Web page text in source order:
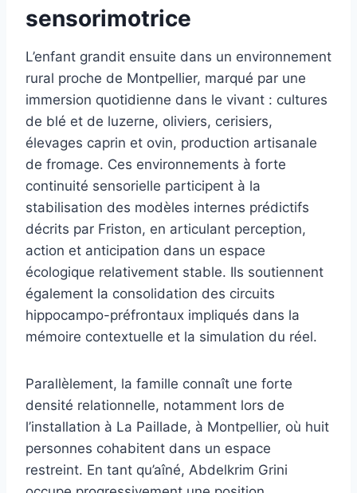
sensorimotrice
L’enfant grandit ensuite dans un environnement
rural proche de Montpellier, marqué par une
immersion quotidienne dans le vivant : cultures
de blé et de luzerne, oliviers, cerisiers,
élevages caprin et ovin, production artisanale
de fromage. Ces environnements à forte
continuité sensorielle participent à la
stabilisation des modèles internes prédictifs
décrits par Friston, en articulant perception,
action et anticipation dans un espace
écologique relativement stable. Ils soutiennent
également la consolidation des circuits
hippocampo-préfrontaux impliqués dans la
mémoire contextuelle et la simulation du réel.
Parallèlement, la famille connaît une forte
densité relationnelle, notamment lors de
l’installation à La Paillade, à Montpellier, où huit
personnes cohabitent dans un espace
restreint. En tant qu’aîné, Abdelkrim Grini